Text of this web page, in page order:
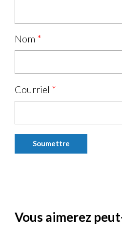
Nom *
Courriel *
Vous aimerez